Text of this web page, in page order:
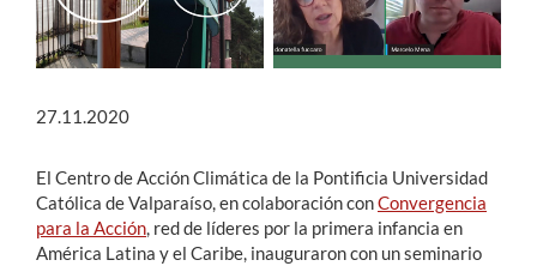
27.11.2020
El Centro de Acción Climática de la Pontificia Universidad
Católica de Valparaíso, en colaboración conConvergencia
para la Acción, red de líderes por la primera infancia en
América Latina y el Caribe, inauguraron con un seminario